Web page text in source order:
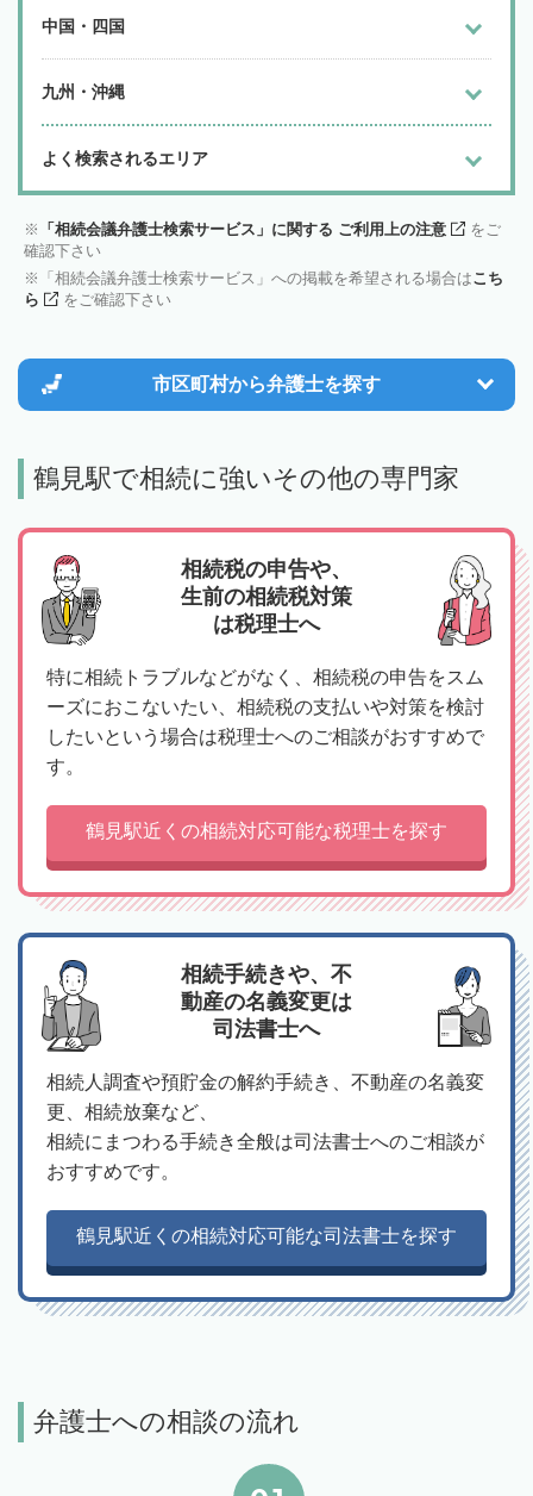
中国・四国
九州・沖縄
よく検索されるエリア
「相続会議弁護士検索サービス」に関する ご利用上の注意
をご
確認下さい
「相続会議弁護士検索サービス」への掲載を希望される場合はこち
ら
をご確認下さい
市区町村から弁護士を探す
鶴見駅で相続に強いその他の専門家
相続税の申告や、
生前の相続税対策
は税理士へ
特に相続トラブルなどがなく、相続税の申告をスム
ーズにおこないたい、相続税の支払いや対策を検討
したいという場合は税理士へのご相談がおすすめで
す。
鶴見駅近くの相続対応可能な税理士を探す
相続手続きや、不
動産の名義変更は
司法書士へ
相続人調査や預貯金の解約手続き、不動産の名義変
更、相続放棄など、
相続にまつわる手続き全般は司法書士へのご相談が
おすすめです。
鶴見駅近くの相続対応可能な司法書士を探す
弁護士への相談の流れ